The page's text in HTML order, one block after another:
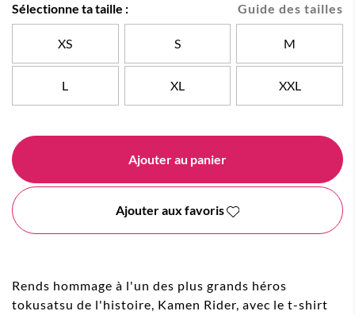
Guide des tailles
Sélectionne ta taille :
XS S M
L XL XXL
Ajouter au panier
Ajouter aux favoris
Rends hommage à l'un des plus grands héros
tokusatsu de l'histoire, Kamen Rider, avec le t-shirt